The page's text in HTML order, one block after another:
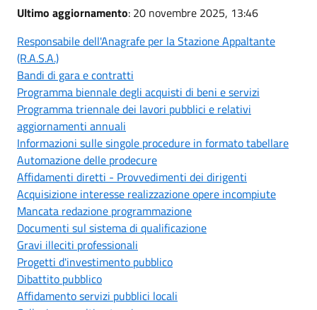
Ultimo aggiornamento: 20 novembre 2025, 13:46
Responsabile dell'Anagrafe per la Stazione Appaltante
(R.A.S.A.)
Bandi di gara e contratti
Programma biennale degli acquisti di beni e servizi
Programma triennale dei lavori pubblici e relativi
aggiornamenti annuali
Informazioni sulle singole procedure in formato tabellare
Automazione delle prodecure
Affidamenti diretti - Provvedimenti dei dirigenti
Acquisizione interesse realizzazione opere incompiute
Mancata redazione programmazione
Documenti sul sistema di qualificazione
Gravi illeciti professionali
Progetti d'investimento pubblico
Dibattito pubblico
Affidamento servizi pubblici locali